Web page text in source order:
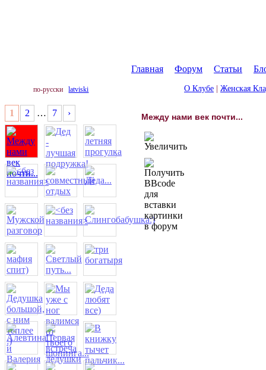
Главная Форум Статьи
по-русски latviski О Клубе Женская
Между нами век почти...
1 2 … 7 ›